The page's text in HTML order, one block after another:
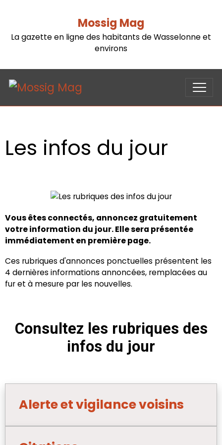
Mossig Mag
La gazette en ligne des habitants de Wasselonne et
environs
Les infos du jour
Vous êtes connectés, annoncez gratuitement
votre information du jour. Elle sera présentée
immédiatement en première page.
Ces rubriques d'annonces ponctuelles présentent les
4 dernières informations annoncées, remplacées au
fur et à mesure par les nouvelles.
Consultez les rubriques des
infos du jour
Alerte et vigilance voisins